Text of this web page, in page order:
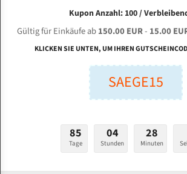
Sabı PB 450/700 Bi-Metal
Bandsägeblatt
Länge (mm):
Stärken + Zahnteilung:
Bi-Metall Meterware
Fleischerei Bandsägeblätter
Bandmesser Glatt Meterware
Konvex Meterware
Kupon Anzahl: 100 /
Gültig für Einkäufe ab150.00 EUR- 15.00
KLICKEN SIE UNTEN, UM IHREN
SAEGE15
85
Tage
04
Stunden
28
Minuten